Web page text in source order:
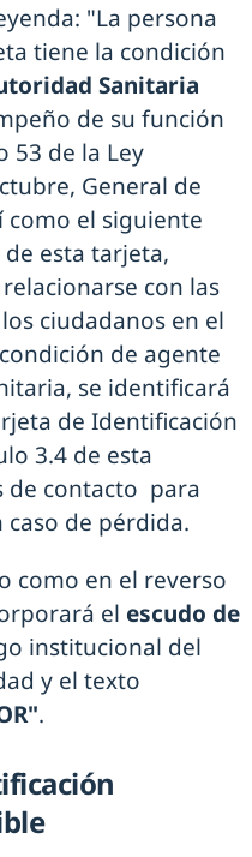
"La persona
tiene la condición
Sanitaria
de su función
53 de la Ley
General de
como el siguiente
esta tarjeta,
con las
ciudadanos en el
de agente
se identificará
de Identificación
3.4 de esta
de contacto para
de pérdida.
como en el reverso
el escudo de
institucional del
y el texto
.